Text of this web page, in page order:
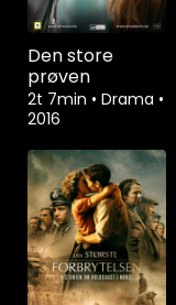
Den store
prøven
2t 7min • Drama •
2016